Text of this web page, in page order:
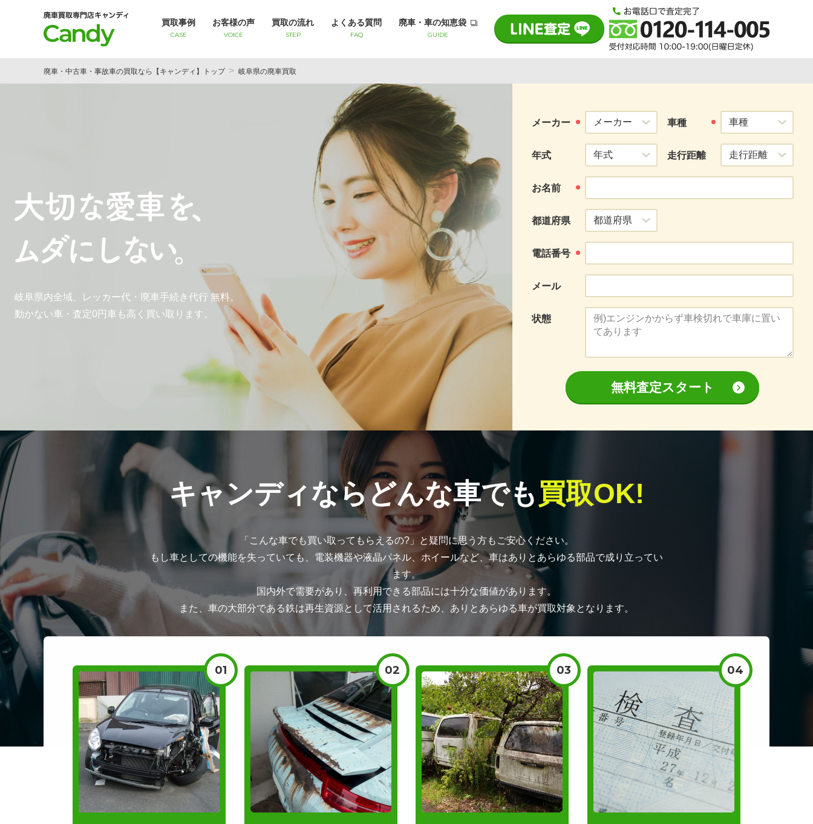
買取事例
CASE
お客様の声
VOICE
買取の流れ
STEP
よくある質問
FAQ
廃車・車の知恵袋
GUIDE
廃車・中古車・事故車の買取なら【キャンディ】トップ 岐阜県の廃車買取
岐阜県内全域、
レッカー代・廃車手続き代行 無料。
動かない車・査定0円車も 高く買い取ります。
メーカー 車種
年式 走行距離
お名前
都道府県
電話番号
メール
状態
無料査定スタート
キャンディならどんな車でも買取OK!
「こんな車でも買い取ってもらえるの?」と疑問に思う方もご安心ください。
もし車としての機能を失っていても、電装機器や液晶パネル、ホイールなど、車はありとあらゆる部品で成り立ってい
ます。
国内外で需要があり、再利用できる部品には十分な価値があります。
また、車の大部分である鉄は再生資源として活用されるため、ありとあらゆる車が買取対象となります。
01 02 03 04